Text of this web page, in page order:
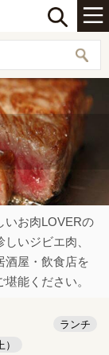
いお肉LOVERの
いジビエ肉、
酒屋・飲食店を
能ください。
ランチ